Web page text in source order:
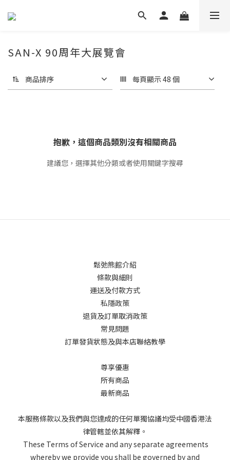
SAN-X 90周年大展覽會
商品排序 每頁顯示 48 個
抱歉，這個商品類別沒有相關商品
建議您，選擇其他分類或者使用關鍵字搜尋
鬆弛熊館介紹
條款與細則
運送及付款方式
私隱政策
退貨及訂單取消政策
常見問題
訂單發貨狀態及與本店聯絡教學
尊享優惠
所有商品
最新商品
本服務條款以及我們與您達成的任何單獨協議均受中國香港法
律管轄並依其解釋。
These Terms of Service and any separate agreements
whereby we provide you shall be governed by and